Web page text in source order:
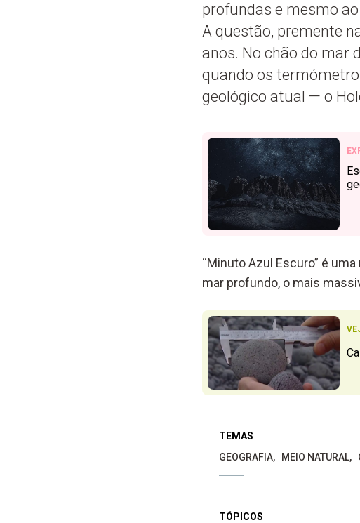
profundas e mesmo
A questão, premente
anos. No chão do mar
quando os
geológico atual — o
“Minuto Azul Escuro” é
mar profundo, o mais
TEMAS
GEOGRAFIA
MEIO NATURAL
TÓPICOS